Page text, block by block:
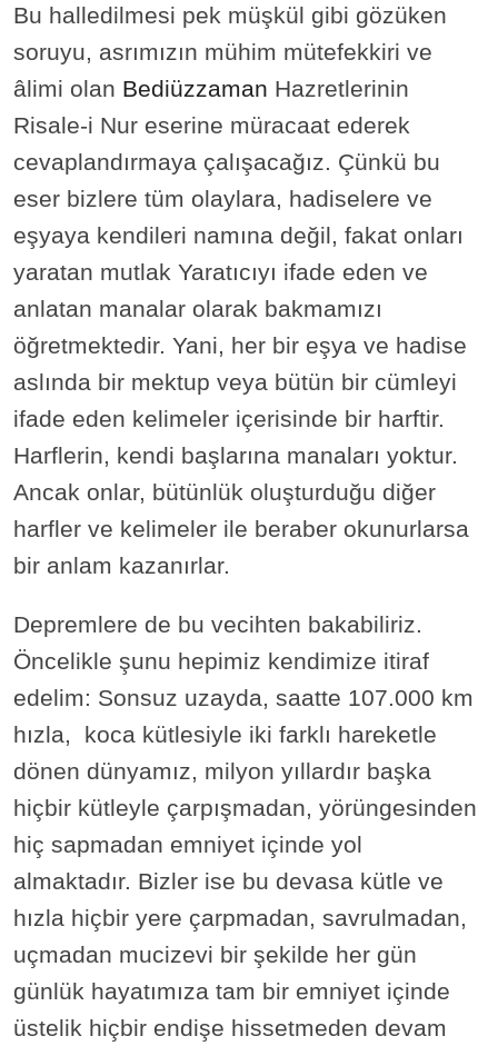
Bu halledilmesi pek müşkül gibi gözüken
soruyu, asrımızın mühim mütefekkiri ve
âlimi olan Bediüzzaman Hazretlerinin
Risale-i Nur eserine müracaat ederek
cevaplandırmaya çalışacağız. Çünkü bu
eser bizlere tüm olaylara, hadiselere ve
eşyaya kendileri namına değil, fakat onları
yaratan mutlak Yaratıcıyı ifade eden ve
anlatan manalar olarak bakmamızı
öğretmektedir. Yani, her bir eşya ve hadise
aslında bir mektup veya bütün bir cümleyi
ifade eden kelimeler içerisinde bir harftir.
Harflerin, kendi başlarına manaları yoktur.
Ancak onlar, bütünlük oluşturduğu diğer
harfler ve kelimeler ile beraber okunurlarsa
bir anlam kazanırlar.
Depremlere de bu vecihten bakabiliriz.
Öncelikle şunu hepimiz kendimize itiraf
edelim: Sonsuz uzayda, saatte 107.000 km
hızla, koca kütlesiyle iki farklı hareketle
dönen dünyamız, milyon yıllardır başka
hiçbir kütleyle çarpışmadan, yörüngesinden
hiç sapmadan emniyet içinde yol
almaktadır. Bizler ise bu devasa kütle ve
hızla hiçbir yere çarpmadan, savrulmadan,
uçmadan mucizevi bir şekilde her gün
günlük hayatımıza tam bir emniyet içinde
üstelik hiçbir endişe hissetmeden devam